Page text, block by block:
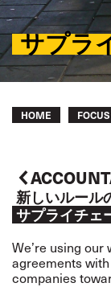
サプラ
HOME
新しいルール
サプライチェ
We’re using
agreements
companies